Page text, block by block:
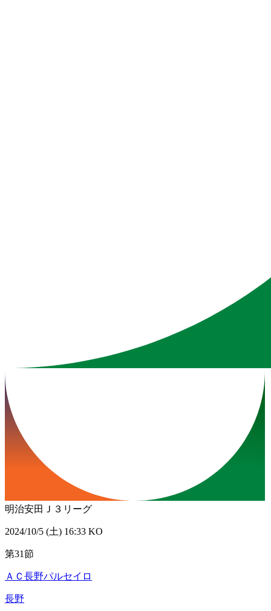
明治安田Ｊ３リーグ
2024/10/5 (土) 16:33 KO
第31節
ＡＣ長野パルセイロ
長野